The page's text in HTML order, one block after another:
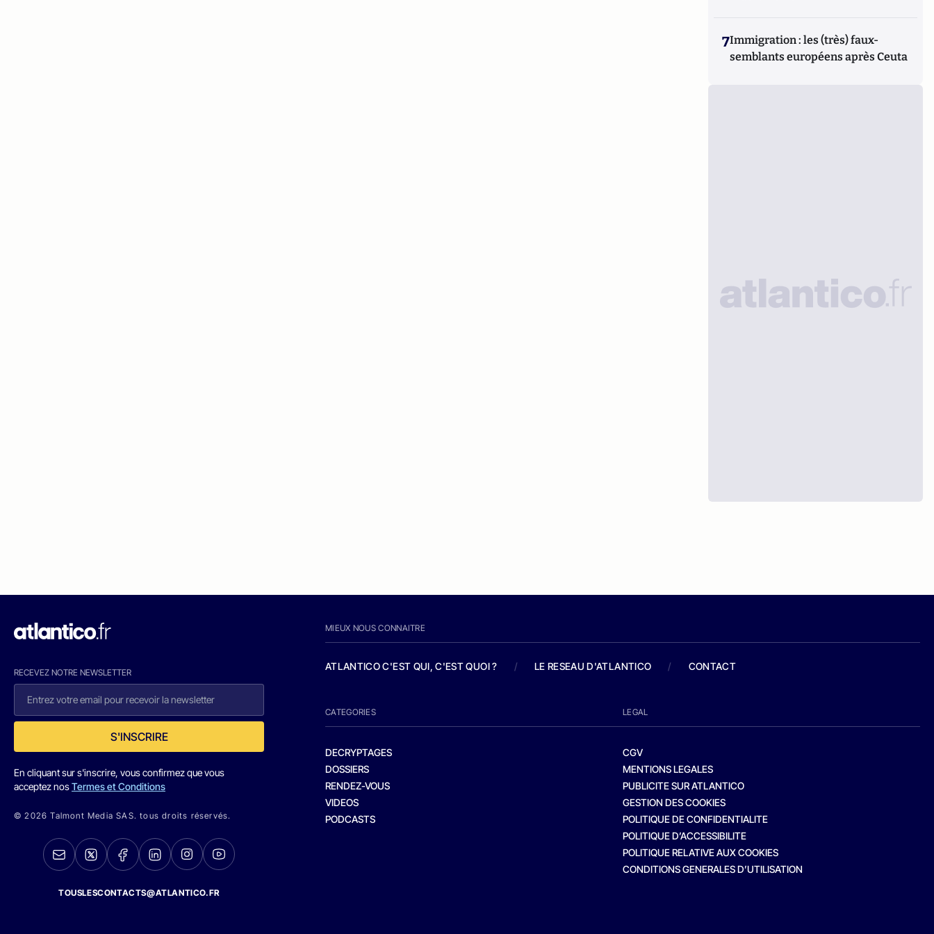
7Immigration : les (très) faux-
semblants européens après Ceuta
RECEVEZ NOTRE NEWSLETTER
S'INSCRIRE
En cliquant sur s'inscrire, vous confirmez que vous
acceptez nosTermes et Conditions
© 2026 Talmont Media SAS. tous droits réservés.
TOUSLESCONTACTS@ATLANTICO.FR
MIEUX NOUS CONNAITRE
ATLANTICO C'EST QUI, C'EST QUOI ? / LE RESEAU D'ATLANTICO / CONTACT
CATEGORIES
DECRYPTAGES
DOSSIERS
RENDEZ-VOUS
VIDEOS
PODCASTS
LEGAL
CGV
MENTIONS LEGALES
PUBLICITE SUR ATLANTICO
GESTION DES COOKIES
POLITIQUE DE CONFIDENTIALITE
POLITIQUE D’ACCESSIBILITE
POLITIQUE RELATIVE AUX COOKIES
CONDITIONS GENERALES D’UTILISATION